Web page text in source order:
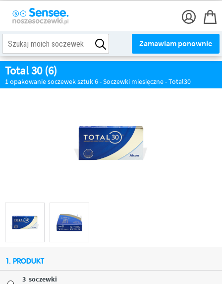
Zamawiam ponownie
Total 30 (6)
1 opakowanie soczewek sztuk 6 - Soczewki miesięczne - Total30
1. PRODUKT
3 soczewki